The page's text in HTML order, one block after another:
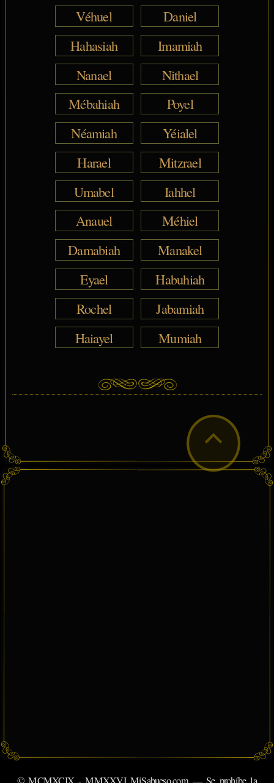
Véhuel
Daniel
Hahasiah
Imamiah
Nanael
Nithael
Mébahiah
Poyel
Néamiah
Yéialel
Harael
Mitzrael
Umabel
Iahhel
Anauel
Méhiel
Damabiah
Manakel
Eyael
Habuhiah
Rochel
Jabamiah
Haiayel
Mumiah